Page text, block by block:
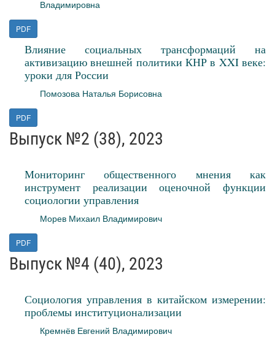
Владимировна
PDF
Влияние социальных трансформаций на
активизацию внешней политики КНР в XXI веке:
уроки для России
Помозова Наталья Борисовна
PDF
Выпуск №2 (38), 2023
Мониторинг общественного мнения как
инструмент реализации оценочной функции
социологии управления
Морев Михаил Владимирович
PDF
Выпуск №4 (40), 2023
Социология управления в китайском измерении:
проблемы институционализации
Кремнёв Евгений Владимирович